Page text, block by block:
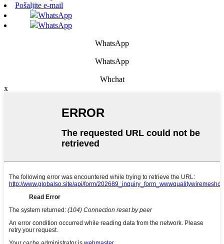
Pošaljite e-mail
WhatsApp
WhatsApp
WhatsApp
WhatsApp
Whchat
x